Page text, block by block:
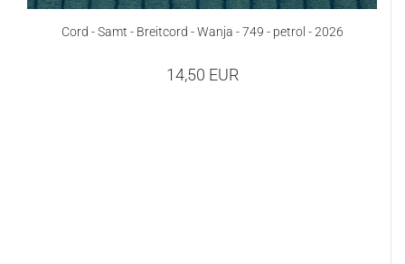
Cord - Samt - Breitcord - Wanja - 749 - petrol - 2026
14,50 EUR